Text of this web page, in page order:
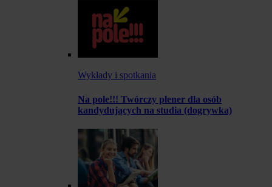
Wykłady i spotkania
Na pole!!! Twórczy plener dla osób
kandydujących na studia (dogrywka)